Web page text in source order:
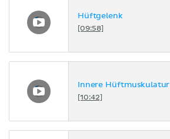
Hüftgelenk
[09:58]
Innere Hüftmuskulatur
[10:42]